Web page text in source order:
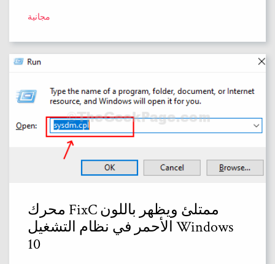
مجانية
محرك FixC ممتلئ ويظهر باللون
الأحمر في نظام التشغيل Windows
10